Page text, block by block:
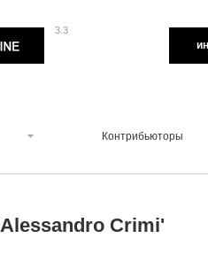
3.3
Контрибьюторы
Alessandro Crimi'